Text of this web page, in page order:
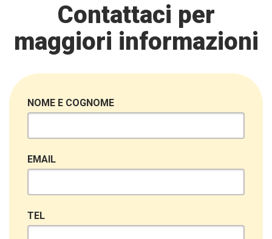
Contattaci per
maggiori informazioni
NOME E COGNOME
EMAIL
TEL